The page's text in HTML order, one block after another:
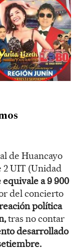
de Huancayo
2 UIT (Unidad
equivale a 9 900
del concierto
política
tras no contar
desarrollado